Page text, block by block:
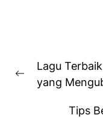
navigation
Previous
Lagu
yang
Tips